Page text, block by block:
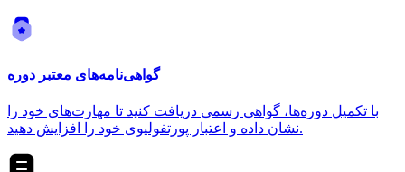
گواهی‌نامه‌های معتبر دوره
با تکمیل دوره‌ها، گواهی رسمی دریافت کنید تا مهارت‌های خود را
نشان داده و اعتبار پورتفولیوی خود را افزایش دهید.